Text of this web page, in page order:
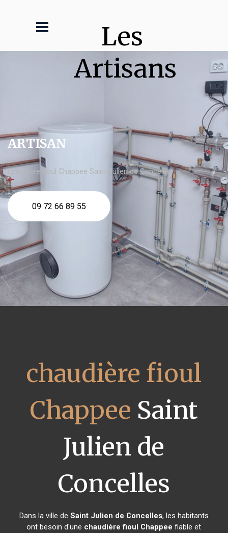
Les
Artisans
ARTISAN
chaudière fioul Chappee Saint Julien de Concelles
09 72 66 89 55
chaudière fioul
Chappee Saint
Julien de
Concelles
Dans la ville de Saint Julien de Concelles, les habitants
ont besoin d'une chaudière fioul Chappee fiable et